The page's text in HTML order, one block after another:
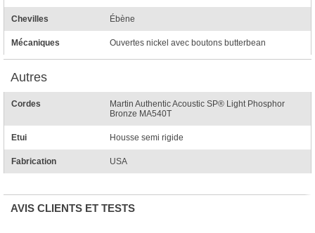
Chevilles Ébène
Mécaniques Ouvertes nickel avec boutons butterbean
Autres
Cordes
Martin Authentic Acoustic SP® Light Phosphor
Bronze MA540T
Etui Housse semi rigide
Fabrication USA
AVIS CLIENTS ET TESTS